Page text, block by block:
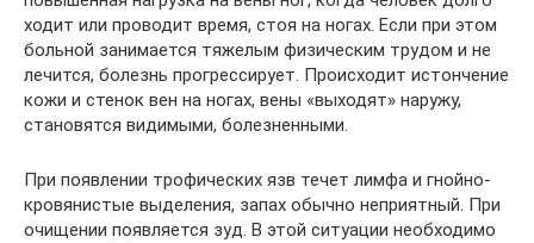
ходит или проводит время, стоя на ногах. Если при этом
больной занимается тяжелым физическим трудом и не
лечится, болезнь прогрессирует. Происходит истончение
кожи и стенок вен на ногах, вены «выходят» наружу,
становятся видимыми, болезненными.
При появлении трофических язв течет лимфа и гнойно-
кровянистые выделения, запах обычно неприятный. При
очищении появляется зуд. В этой ситуации необходимо